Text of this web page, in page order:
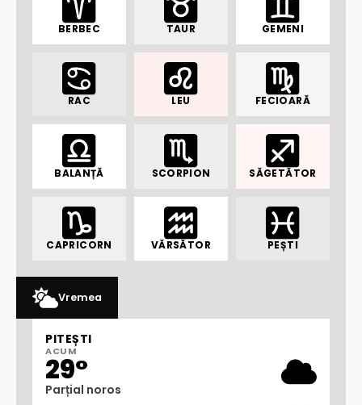
BERBEC TAUR GEMENI
RAC LEU FECIOARĂ
BALANȚĂ SCORPION SĂGETĂTOR
CAPRICORN VĂRSĂTOR PEȘTI
Vremea
PITEȘTI
ACUM
29°
Parțial noros